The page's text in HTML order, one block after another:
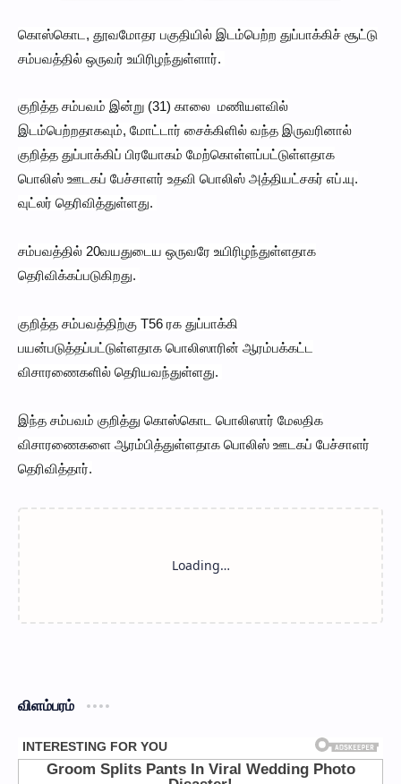
கொஸ்கொட, தூவமோதர பகுதியில் இடம்பெற்ற துப்பாக்கிச் சூட்டு
சம்பவத்தில் ஒருவர் உயிரிழந்துள்ளார்.
குறித்த சம்பவம் இன்று (31) காலை மணியளவில்
இடம்பெற்றதாகவும், மோட்டார் சைக்கிளில் வந்த இருவரினால்
குறித்த துப்பாக்கிப் பிரயோகம் மேற்கொள்ளப்பட்டுள்ளதாக
பொலிஸ் ஊடகப் பேச்சாளர் உதவி பொலிஸ் அத்தியட்சகர் எப்.யு.
வுட்லர் தெரிவித்துள்ளது.
சம்பவத்தில் 20வயதுடைய ஒருவரே உயிரிழந்துள்ளதாக
தெரிவிக்கப்படுகிறது.
குறித்த சம்பவத்திற்கு T56 ரக துப்பாக்கி
பயன்படுத்தப்பட்டுள்ளதாக பொலிஸாரின் ஆரம்பக்கட்ட
விசாரணைகளில் தெரியவந்துள்ளது.
இந்த சம்பவம் குறித்து கொஸ்கொட பொலிஸார் மேலதிக
விசாரணைகளை ஆரம்பித்துள்ளதாக பொலிஸ் ஊடகப் பேச்சாளர்
தெரிவித்தார்.
விளம்பரம்